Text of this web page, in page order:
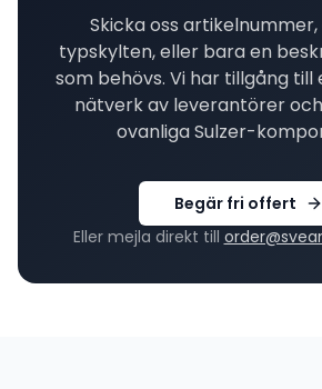
Skicka oss
typskylten, eller bara en
som behövs. Vi har tillgång
nätverk av leverantörer
ovanligaSulzer-
Begär fri offert
Eller mejla direkt till